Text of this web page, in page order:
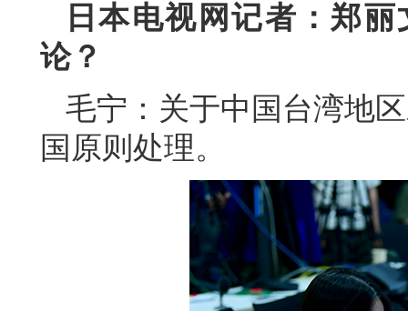
日本电视网记者：郑
论？
毛宁：关于中国台湾地
国原则处理。